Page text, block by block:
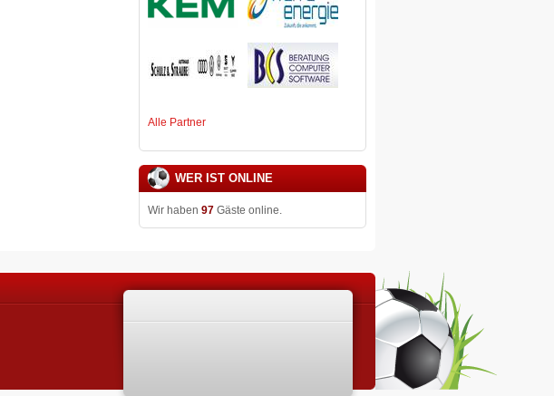
Alle Partner
WER IST ONLINE
Wir haben 97Gäste online.